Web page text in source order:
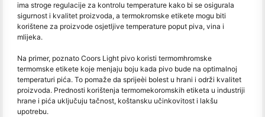
ima stroge regulacije za kontrolu temperature kako bi se osigurala
sigurnost i kvalitet proizvoda, a termokromske etikete mogu biti
korištene za proizvode osjetljive temperature poput piva, vina i
mlijeka.
Na primer, poznato Coors Light pivo koristi termomhromske
termomske etikete koje menjaju boju kada pivo bude na optimalnoj
temperaturi pića. To pomaže da sprijeèi bolest u hrani i održi kvalitet
proizvoda. Prednosti korištenja termomekoromskih etiketa u industriji
hrane i pića uključuju tačnost, koštansku učinkovitost i lakšu
upotrebu.